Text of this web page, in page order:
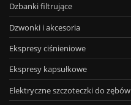
Dzbanki filtrujące
Dzwonki i akcesoria
Ekspresy ciśnieniowe
Ekspresy kapsułkowe
Elektryczne szczoteczki do zębów